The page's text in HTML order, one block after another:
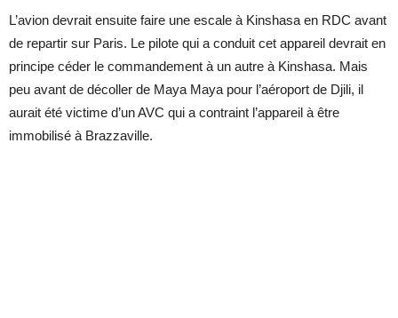
L’avion devrait ensuite faire une escale à Kinshasa en RDC avant
de repartir sur Paris. Le pilote qui a conduit cet appareil devrait en
principe céder le commandement à un autre à Kinshasa. Mais
peu avant de décoller de Maya Maya pour l’aéroport de Djili, il
aurait été victime d’un AVC qui a contraint l’appareil à être
immobilisé à Brazzaville.